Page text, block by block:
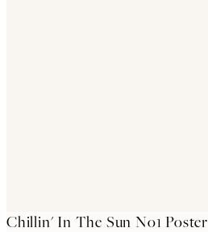
Chillin' In The Sun No1 Poster